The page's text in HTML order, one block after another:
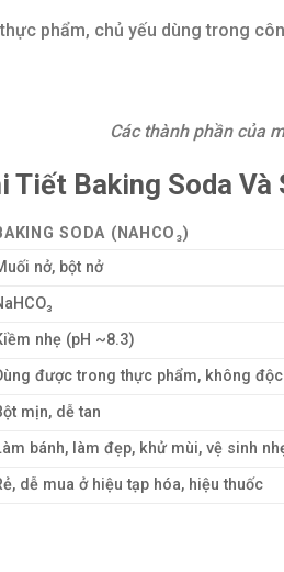
phẩm, chủ yếu dùng trong
Các thành phần của
Tiết Baking Soda Và
SODA (NAHCO₃)
nở, bột nở
nhẹ (pH ~8.3)
được trong thực phẩm, không độc
mịn, dễ tan
bánh, làm đẹp, khử mùi, vệ sinh
dễ mua ở hiệu tạp hóa, hiệu thuốc